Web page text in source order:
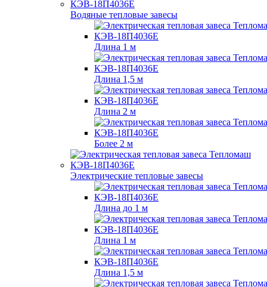
Водяные тепловые завесы
Длина 1 м
Длина 1,5 м
Длина 2 м
Более 2 м
Электрические тепловые завесы
Длина до 1 м
Длина 1 м
Длина 1,5 м